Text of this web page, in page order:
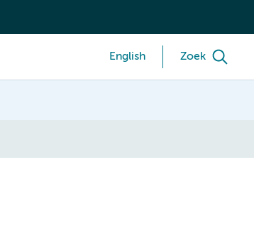
English Zoek